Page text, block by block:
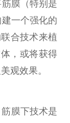
膜（特别是
一个强化的
合技术来植
，或将获得
观效果。
膜下技术是